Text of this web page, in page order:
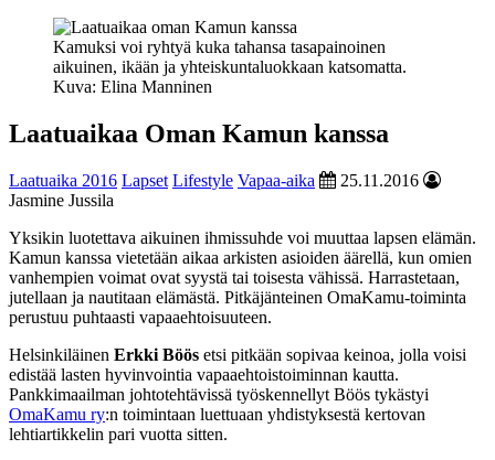
Kamuksi voi ryhtyä kuka tahansa tasapainoinen
aikuinen, ikään ja yhteiskuntaluokkaan katsomatta.
Kuva: Elina Manninen
Laatuaikaa Oman Kamun kanssa
Laatuaika 2016 Lapset Lifestyle Vapaa-aika
25.11.2016
Jasmine Jussila
Yksikin luotettava aikuinen ihmissuhde voi muuttaa lapsen elämän.
Kamun kanssa vietetään aikaa arkisten asioiden äärellä, kun omien
vanhempien voimat ovat syystä tai toisesta vähissä. Harrastetaan,
jutellaan ja nautitaan elämästä. Pitkäjänteinen OmaKamu-toiminta
perustuu puhtaasti vapaaehtoisuuteen.
Helsinkiläinen Erkki Böös etsi pitkään sopivaa keinoa, jolla voisi
edistää lasten hyvinvointia vapaaehtoistoiminnan kautta.
Pankkimaailman johtotehtävissä työskennellyt Böös tykästyi
OmaKamu ry:n toimintaan luettuaan yhdistyksestä kertovan
lehtiartikkelin pari vuotta sitten.